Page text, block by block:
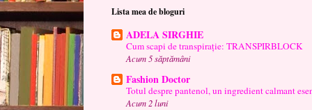
Lista mea de bloguri
ADELA SIRGHIE
Cum scapi de transpirație: TRANSPIRBLOCK
Acum 5 săptămâni
Fashion Doctor
Totul despre pantenol, un ingredient calmant
Acum 2 luni